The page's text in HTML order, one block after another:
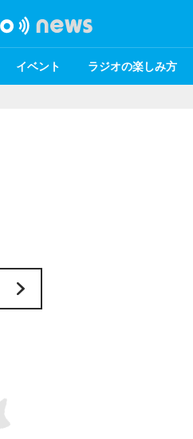
イベント ラジオの楽しみ方